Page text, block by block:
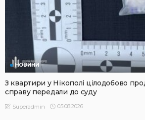
НОВИНИ
З квартири у Нікополі цілодобово
справу передали до суду
Superadmin 05.08.2026